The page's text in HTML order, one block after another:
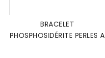
BRACELET
PHOSPHOSIDÉRITE PERLES A